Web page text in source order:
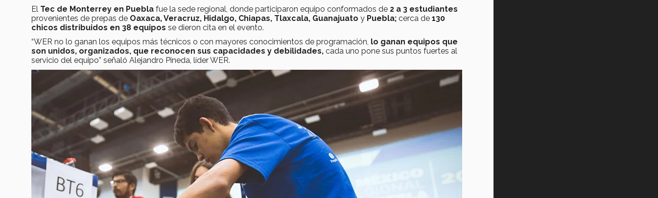
El Tec de Monterrey en Puebla fue la sede regional, donde participaron equipo conformados de 2 a 3 estudiantes
provenientes de prepas de Oaxaca, Veracruz, Hidalgo, Chiapas, Tlaxcala, Guanajuato y Puebla; cerca de 130
chicos distribuidos en 38 equipos se dieron cita en el evento.
“WER no lo ganan los equipos más técnicos o con mayores conocimientos de programación, lo ganan equipos que
son unidos, organizados, que reconocen sus capacidades y debilidades, cada uno pone sus puntos fuertes al
servicio del equipo” señaló Alejandro Pineda, líder WER.